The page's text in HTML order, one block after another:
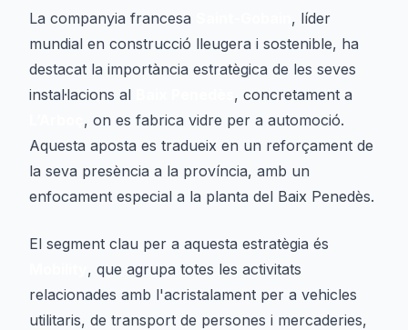
La companyia francesa
, líder
mundial en construcció lleugera i sostenible, ha
destacat la importància estratègica de les seves
instal·lacions al
, concretament a
, on es fabrica vidre per a automoció.
Aquesta aposta es tradueix en un reforçament de
la seva presència a la província, amb un
enfocament especial a la planta del Baix Penedès.
El segment clau per a aquesta estratègia és
, que agrupa totes les activitats
relacionades amb l'acristalament per a vehicles
utilitaris, de transport de persones i mercaderies,